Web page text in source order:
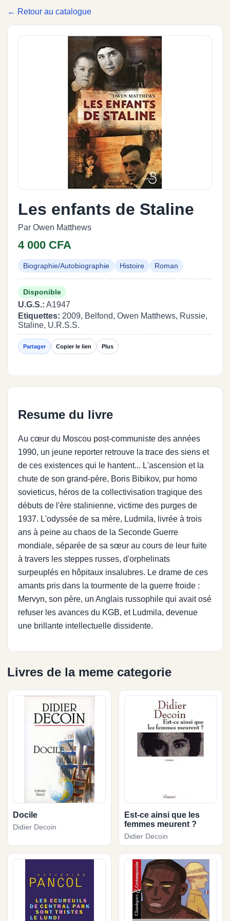
← Retour au catalogue
Les enfants de Staline
Par Owen Matthews
4 000 CFA
Biographie/Autobiographie Histoire Roman
Disponible
U.G.S.: A1947
Etiquettes: 2009, Belfond, Owen Matthews, Russie,
Staline, U.R.S.S.
Partager Copier le lien Plus
Resume du livre
Au cœur du Moscou post-communiste des années
1990, un jeune reporter retrouve la trace des siens et
de ces existences qui le hantent... L'ascension et la
chute de son grand-père, Boris Bibikov, pur homo
sovieticus, héros de la collectivisation tragique des
débuts de l'ère stalinienne, victime des purges de
1937. L'odyssée de sa mère, Ludmila, livrée à trois
ans à peine au chaos de la Seconde Guerre
mondiale, séparée de sa sœur au cours de leur fuite
à travers les steppes russes, d'orphelinats
surpeuplés en hôpitaux insalubres. Le drame de ces
amants pris dans la tourmente de la guerre froide :
Mervyn, son père, un Anglais russophile qui avait osé
refuser les avances du KGB, et Ludmila, devenue
une brillante intellectuelle dissidente.
Livres de la meme categorie
Docile
Didier Decoin
Est-ce ainsi que les
femmes meurent ?
Didier Decoin